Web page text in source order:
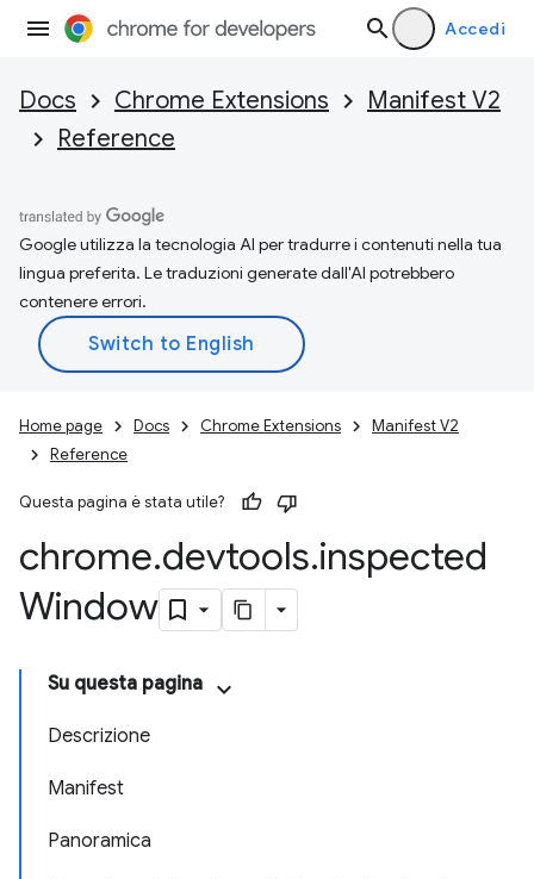
Accedi
Docs Chrome Extensions
Manifest V2
Reference
Google utilizza la tecnologia AI per tradurre i contenuti nella tua
lingua preferita. Le traduzioni generate dall'AI potrebbero
contenere errori.
Home page Docs Chrome Extensions
Manifest V2
Reference
Questa pagina è stata utile?
chrome.devtools.inspected
Window
Su questa pagina
Descrizione
Manifest
Panoramica